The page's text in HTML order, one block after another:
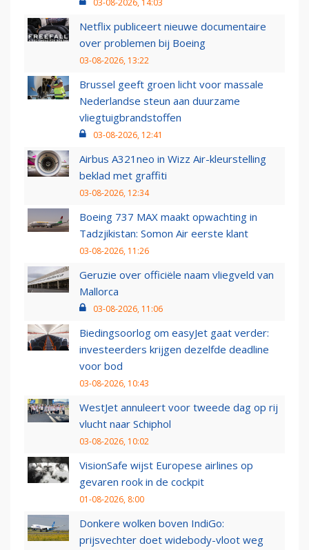
03-08-2026, 14:03
Netflix publiceert nieuwe documentaire
over problemen bij Boeing
03-08-2026, 13:22
Brussel geeft groen licht voor massale
Nederlandse steun aan duurzame
vliegtuigbrandstoffen
03-08-2026, 12:41
Airbus A321neo in Wizz Air-kleurstelling
beklad met graffiti
03-08-2026, 12:34
Boeing 737 MAX maakt opwachting in
Tadzjikistan: Somon Air eerste klant
03-08-2026, 11:26
Geruzie over officiële naam vliegveld van
Mallorca
03-08-2026, 11:06
Biedingsoorlog om easyJet gaat verder:
investeerders krijgen dezelfde deadline
voor bod
03-08-2026, 10:43
WestJet annuleert voor tweede dag op rij
vlucht naar Schiphol
03-08-2026, 10:02
VisionSafe wijst Europese airlines op
gevaren rook in de cockpit
01-08-2026, 8:00
Donkere wolken boven IndiGo:
prijsvechter doet widebody-vloot weg